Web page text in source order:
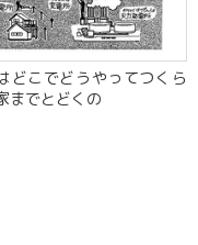
どこでどうやってつくら
までとどくの